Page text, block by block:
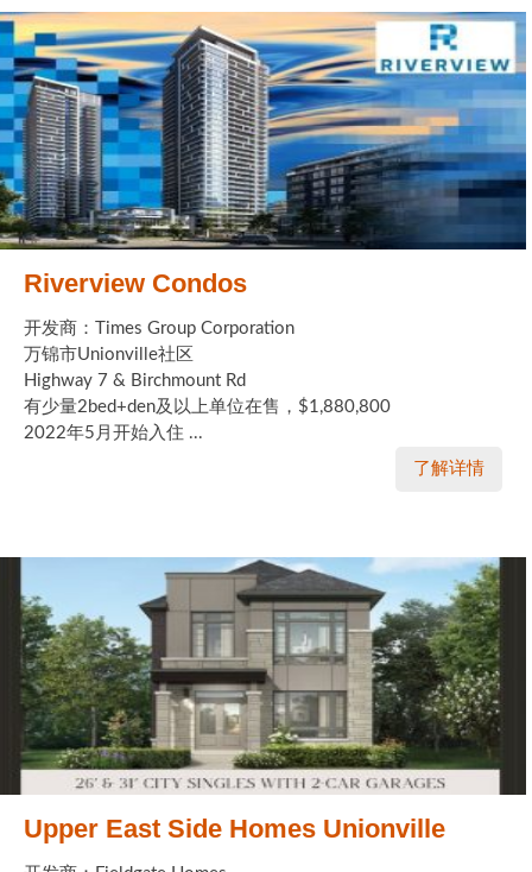
Riverview Condos
开发商：Times Group Corporation
万锦市Unionville社区
Highway 7 & Birchmount Rd
有少量2bed+den及以上单位在售，$1,880,800
2022年5月开始入住 ...
了解详情
Upper East Side Homes Unionville